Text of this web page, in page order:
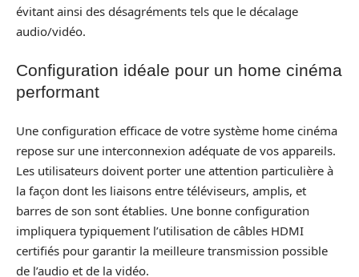
évitant ainsi des désagréments tels que le décalage
audio/vidéo.
Configuration idéale pour un home cinéma
performant
Une configuration efficace de votre système home cinéma
repose sur une interconnexion adéquate de vos appareils.
Les utilisateurs doivent porter une attention particulière à
la façon dont les liaisons entre téléviseurs, amplis, et
barres de son sont établies. Une bonne configuration
impliquera typiquement l’utilisation de câbles HDMI
certifiés pour garantir la meilleure transmission possible
de l’audio et de la vidéo.